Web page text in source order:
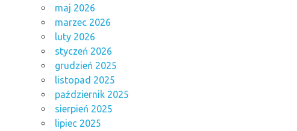
maj 2026
marzec 2026
luty 2026
styczeń 2026
grudzień 2025
listopad 2025
październik 2025
sierpień 2025
lipiec 2025